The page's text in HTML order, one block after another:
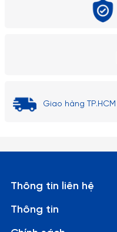
Giao hàng
Thông tin liên hệ
Thông tin